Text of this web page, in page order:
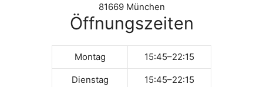
81669 München
Öffnungszeiten
Montag 15:45–22:15
Dienstag 15:45–22:15